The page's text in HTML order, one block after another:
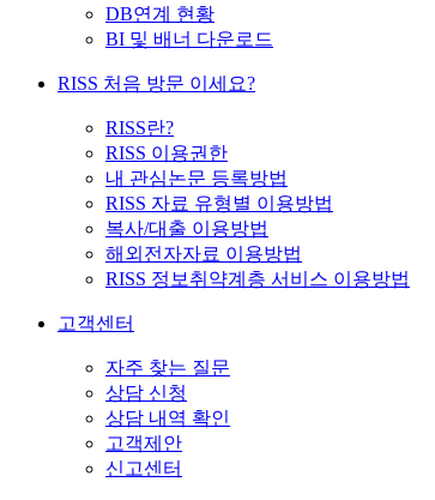
DB연계 현황
BI 및 배너 다운로드
RISS 처음 방문 이세요?
RISS란?
RISS 이용권한
내 관심논문 등록방법
RISS 자료 유형별 이용방법
복사/대출 이용방법
해외전자자료 이용방법
RISS 정보취약계층 서비스 이용방법
고객센터
자주 찾는 질문
상담 신청
상담 내역 확인
고객제안
신고센터